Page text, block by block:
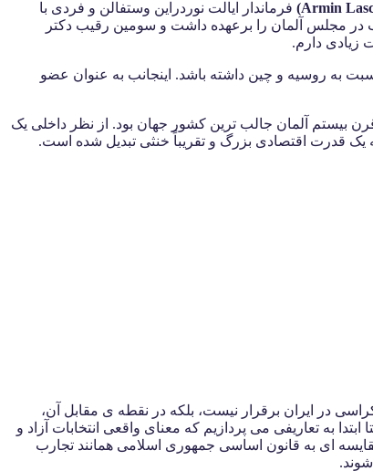
فرماندار ایالت نوردراین وستفالن و فردی با
مجلس آلمان را برعهده داشت و سومین رقیب دکتر
زیادی دارم.
به روسیه و چین داشته باشد. اینجانب به عنوان عضو
قرن بیستم آلمان جالب ترین کشور جهان بود. از نظر داخلی یک
یک قدرت اقتصادی بزرگ و تقریباً خنثی تبدیل شده است.
در ایران برقرار نیست، بلکه در نقطه ی مقابل آن،
به تعاریفی می پردازیم که معنای واقعی انتخابات آزاد و
ای به قانون اساسی جمهوری اسلامی همانند تجارب